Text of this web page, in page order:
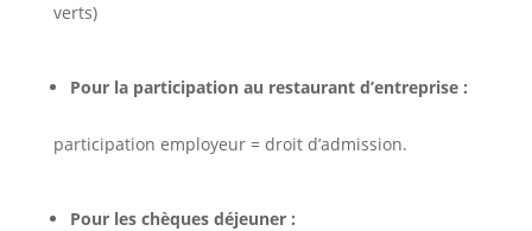
verts)
Pour la participation au restaurant d’entreprise :
participation employeur = droit d’admission.
Pour les chèques déjeuner :